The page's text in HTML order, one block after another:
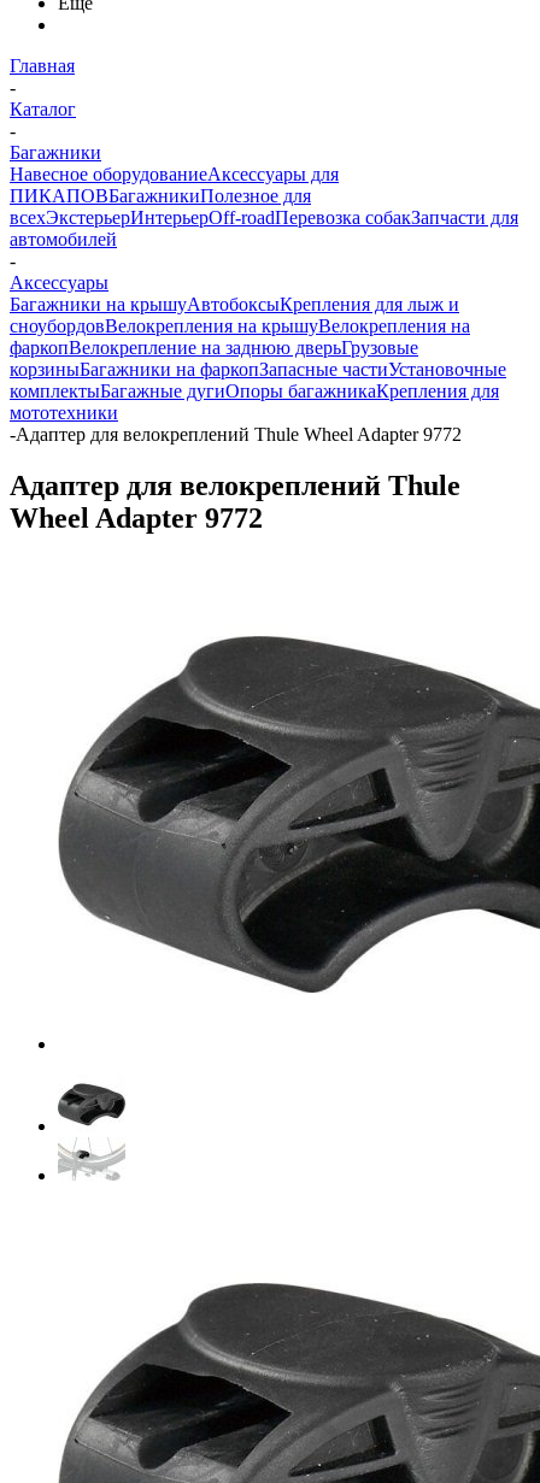
Главная
-
Каталог
-
Багажники
Навесное оборудованиеАксессуары для
ПИКАПОВБагажникиПолезное для
всехЭкстерьерИнтерьерOff-roadПеревозка собакЗапчасти для
автомобилей
-
Аксессуары
Багажники на крышуАвтобоксыКрепления для лыж и
сноубордовВелокрепления на крышуВелокрепления на
фаркопВелокрепление на заднюю дверьГрузовые
корзиныБагажники на фаркопЗапасные частиУстановочные
комплектыБагажные дугиОпоры багажникаКрепления для
мототехники
-Адаптер для велокреплений Thule Wheel Adapter 9772
Адаптер для велокреплений Thule
Wheel Adapter 9772